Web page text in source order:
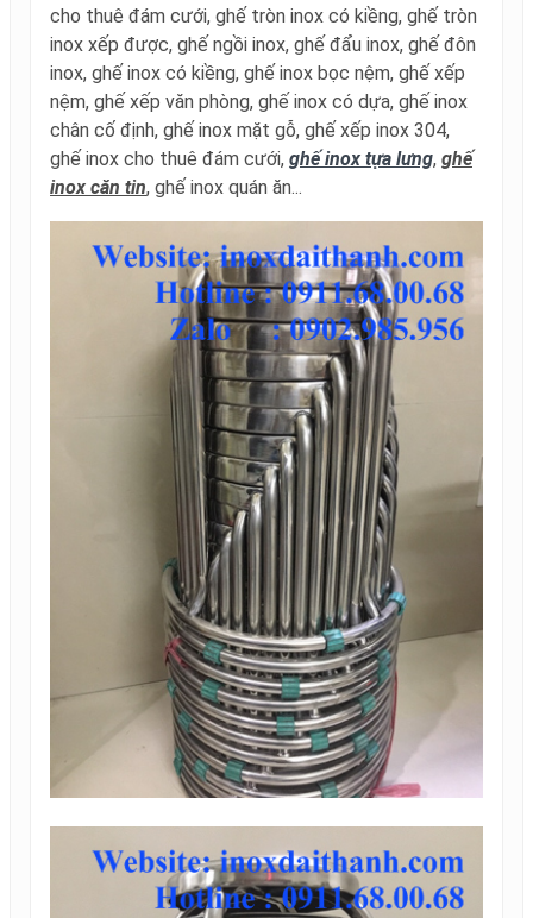
cho thuê đám cưới, ghế tròn inox có kiềng, ghế tròn
inox xếp được, ghế ngồi inox, ghế đẩu inox, ghế đôn
inox, ghế inox có kiềng, ghế inox bọc nệm, ghế xếp
nệm, ghế xếp văn phòng, ghế inox có dựa, ghế inox
chân cố định, ghế inox mặt gỗ, ghế xếp inox 304,
ghế inox cho thuê đám cưới, ghế inox tựa lưng, ghế
inox căn tin, ghế inox quán ăn...